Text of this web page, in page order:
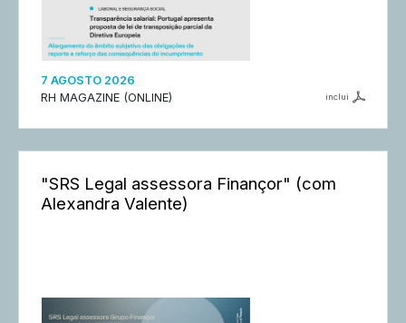
7 AGOSTO 2026
RH MAGAZINE (ONLINE)
inclui
"SRS Legal assessora Finançor" (com
Alexandra Valente)